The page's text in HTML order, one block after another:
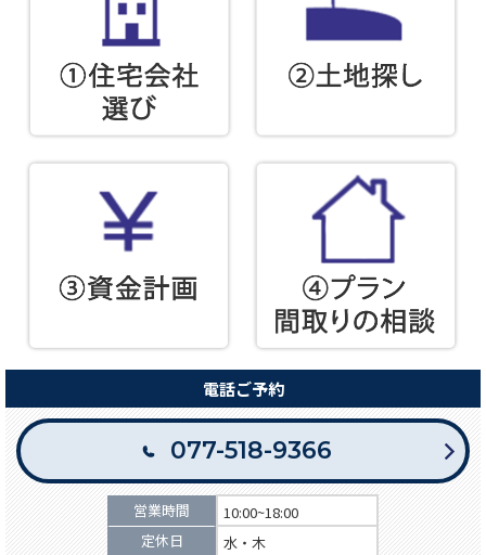
電話ご予約
077-518-9366
営業時間
10:00~18:00
定休日
水・木